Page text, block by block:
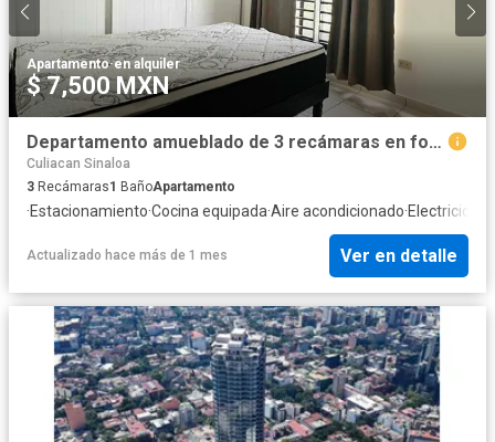
Apartamento·en alquiler
$ 7,500 MXN
Departamento amueblado de 3 recámaras en foviste humaya
Culiacan Sinaloa
3 Recámaras1 BañoApartamento
·Estacionamiento·Cocina equipada·Aire acondicionado·Electricidad
Actualizado hace más de 1 mes Ver en detalle